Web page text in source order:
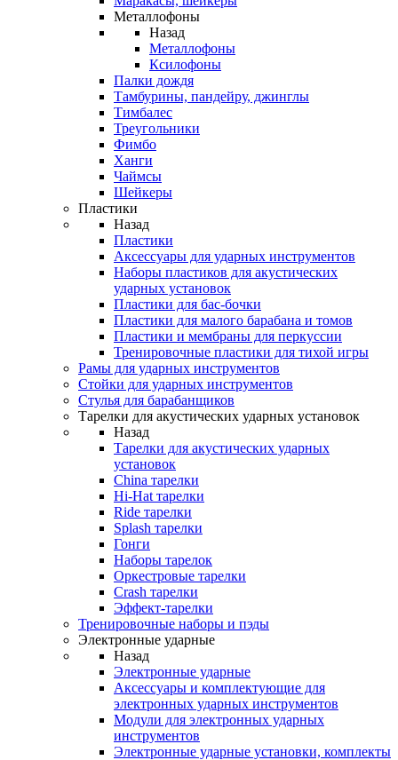
Металлофоны
Назад
Металлофоны
Ксилофоны
Палки дождя
Тамбурины, пандейру, джинглы
Тимбалес
Треугольники
Фимбо
Ханги
Чаймсы
Шейкеры
Пластики
Назад
Пластики
Аксессуары для ударных инструментов
Наборы пластиков для акустических
ударных установок
Пластики для бас-бочки
Пластики для малого барабана и томов
Пластики и мембраны для перкуссии
Тренировочные пластики для тихой игры
Рамы для ударных инструментов
Стойки для ударных инструментов
Стулья для барабанщиков
Тарелки для акустических ударных установок
Назад
Тарелки для акустических ударных
установок
China тарелки
Hi-Hat тарелки
Ride тарелки
Splash тарелки
Гонги
Наборы тарелок
Оркестровые тарелки
Сrash тарелки
Эффект-тарелки
Тренировочные наборы и пэды
Электронные ударные
Назад
Электронные ударные
Аксессуары и комплектующие для
электронных ударных инструментов
Модули для электронных ударных
инструментов
Электронные ударные установки, комплекты